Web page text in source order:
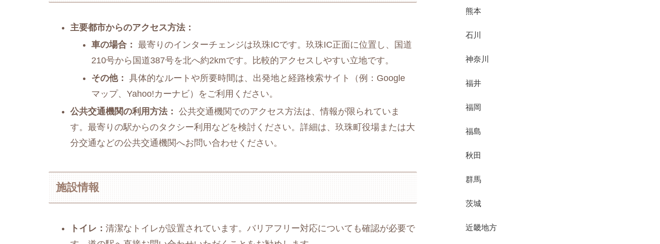
主要都市からのアクセス方法：
車の場合： 最寄りのインターチェンジは玖珠ICです。玖珠IC正面に位置し、国道
210号から国道387号を北へ約2kmです。比較的アクセスしやすい立地です。
その他： 具体的なルートや所要時間は、出発地と経路検索サイト（例：Google
マップ、Yahoo!カーナビ）をご利用ください。
公共交通機関の利用方法： 公共交通機関でのアクセス方法は、情報が限られていま
す。最寄りの駅からのタクシー利用などを検討ください。詳細は、玖珠町役場または大
分交通などの公共交通機関へお問い合わせください。
施設情報
トイレ： 清潔なトイレが設置されています。バリアフリー対応についても確認が必要で
熊本
石川
神奈川
福井
福岡
福島
秋田
群馬
茨城
近畿地方